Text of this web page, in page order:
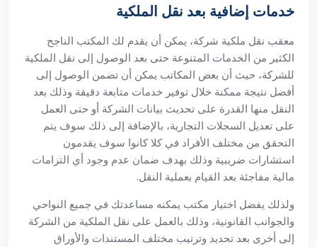
خدمات إضافية بعد نقل الملكية
معقب نقل ملكية شركة، يمكن أن يقدم لك المكتب الناجح
الكثير من الخدمات المتنوعة حتى بعد الوصول إلى نقل الملكية
للشركة، حيث أن بعض المكاتب يمكن أن تضمن الوصول إلى
أفضل نتيجة ممكنة خلال توفير خدمات متابعة دقيقة وذلك بعد
النقل منها القدرة على تحديث بيانات الشركة أو حتى العمل
على تعديل السجلات التجارية، بالإضافة إلى ذلك سوف يتم
التحقق من مختلف الأفراد في كلا كانوا سوف يقدمون
استشارات ضريبية وذلك بهدف ضمان عدم وجود أي التزامات
مالية مفاجئة بعد القيام بعملية النقل.
ولذلك يفضل اختيار مكتب يمكنه مساعدتك في جميع النواحي
والجوانب القانونية، وذلك بالعمل على نقل الملكية من الشركة
إلى أخرى بعد تحديد وترتيب مختلف المستندات والأوراق